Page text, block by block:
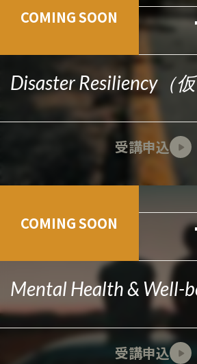
COMING SOON
Disaster Resiliency（仮
受講申込
COMING SOON
Mental Health & Well-
受講申込